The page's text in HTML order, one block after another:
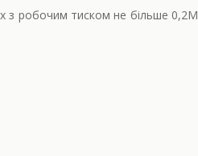
з робочим тиском не більше